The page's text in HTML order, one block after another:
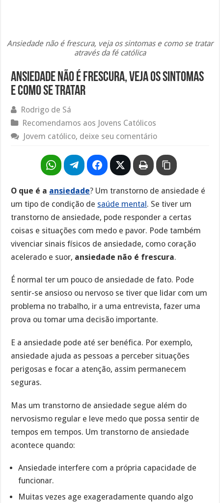
Ansiedade não é frescura, veja os sintomas e como se tratar
através da fé católica
Ansiedade não é frescura, veja os sintomas
e como se tratar
Rodrigo de Sá
Recomendamos aos Jovens Católicos
Jovem católico, deixe seu comentário
O que é a ansiedade? Um transtorno de ansiedade é
um tipo de condição de saúde mental. Se tiver um
transtorno de ansiedade, pode responder a certas
coisas e situações com medo e pavor. Pode também
vivenciar sinais físicos de ansiedade, como coração
acelerado e suor, ansiedade não é frescura.
É normal ter um pouco de ansiedade de fato. Pode
sentir-se ansioso ou nervoso se tiver que lidar com um
problema no trabalho, ir a uma entrevista, fazer uma
prova ou tomar uma decisão importante.
E a ansiedade pode até ser benéfica. Por exemplo,
ansiedade ajuda as pessoas a perceber situações
perigosas e focar a atenção, assim permanecem
seguras.
Mas um transtorno de ansiedade segue além do
nervosismo regular e leve medo que possa sentir de
tempos em tempos. Um transtorno de ansiedade
acontece quando:
Ansiedade interfere com a própria capacidade de
funcionar.
Muitas vezes age exageradamente quando algo